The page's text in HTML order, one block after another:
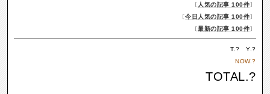
〔 人気の記事 100件〕
〔今日人気の記事 100件〕
〔最新の記事 100件〕
T.? Y.?
NOW.?
TOTAL.?